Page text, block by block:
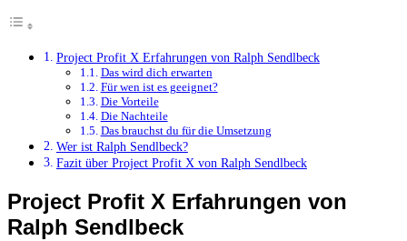
Project Profit X Erfahrungen von Ralph Sendlbeck
Das wird dich erwarten
Für wen ist es geeignet?
Die Vorteile
Die Nachteile
Das brauchst du für die Umsetzung
Wer ist Ralph Sendlbeck?
Fazit über Project Profit X von Ralph Sendlbeck
Project Profit X Erfahrungen von
Ralph Sendlbeck